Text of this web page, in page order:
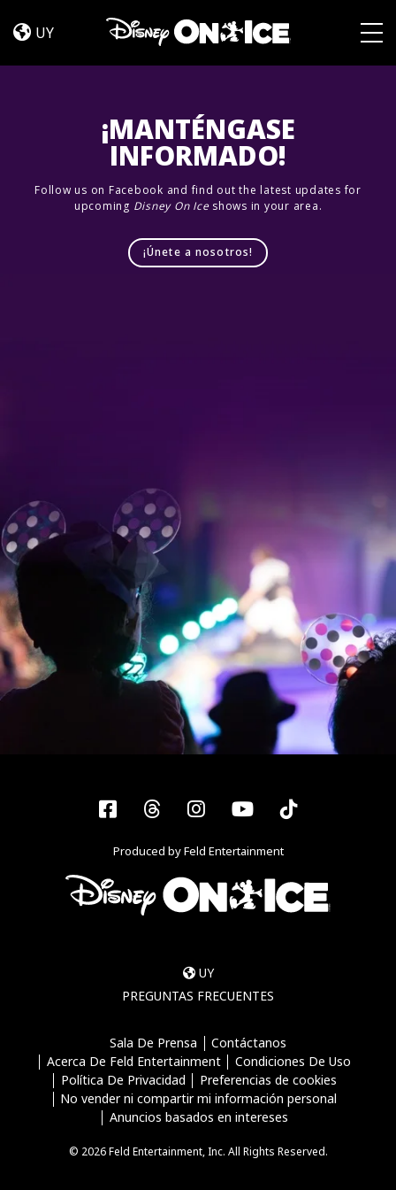
Dance
UY
¡MANTÉNGASE
INFORMADO!
Follow us on Facebook and find out the latest updates for
upcoming Disney On Iceshows in your area.
¡Únete a nosotros!
Facebook
ThreadsInstagram
YouTubeTiktok
Produced by Feld Entertainment
UY
PREGUNTAS FRECUENTES
Sala De Prensa
Contáctanos
Acerca De Feld Entertainment
Condiciones De Uso
Política De Privacidad
Preferencias de cookies
No vender ni compartir mi información personal
Anuncios basados en intereses
© 2026 Feld Entertainment, Inc. All Rights Reserved.